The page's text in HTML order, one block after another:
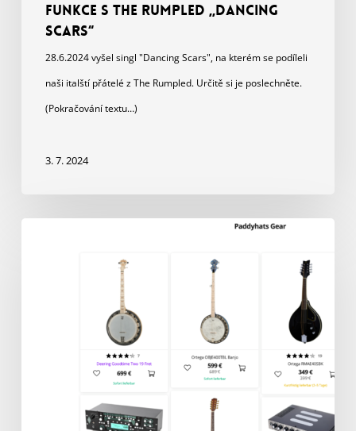
Funkce s The Rumpled „Dancing
Scars“
28.6.2024 vyšel singl "Dancing Scars", na kterém se podíleli
naši italští přátelé z The Rumpled. Určitě si je poslechněte.
(Pokračování textu…)
3. 7. 2024